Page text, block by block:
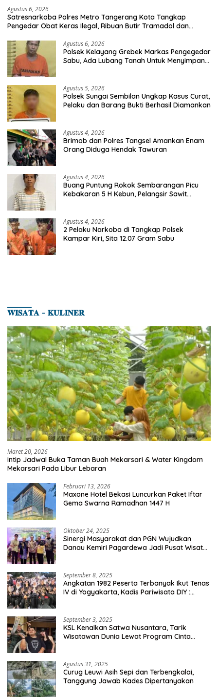
Agustus 6, 2026
Satresnarkoba Polres Metro Tangerang Kota Tangkap
Pengedar Obat Keras Ilegal, Ribuan Butir Tramadol dan
Agustus 6, 2026
Polsek Kelayang Grebek Markas Pengegedar
Sabu, Ada Lubang Tanah Untuk Menyimpan
Agustus 5, 2026
Polsek Sungai Sembilan Ungkap Kasus Curat,
Pelaku dan Barang Bukti Berhasil Diamankan
Agustus 4, 2026
Brimob dan Polres Tangsel Amankan Enam
Orang Diduga Hendak Tawuran
Agustus 4, 2026
Buang Puntung Rokok Sembarangan Picu
Kebakaran 5 H Kebun, Pelangsir Sawit
Agustus 4, 2026
2 Pelaku Narkoba di Tangkap Polsek
Kampar Kiri, Sita 12.07 Gram Sabu
𝐖𝐈𝐒𝐀𝐓𝐀 – 𝐊𝐔𝐋𝐈𝐍𝐄𝐑
Maret 20, 2026
Intip Jadwal Buka Taman Buah Mekarsari & Water Kingdom
Mekarsari Pada Libur Lebaran
Februari 13, 2026
Maxone Hotel Bekasi Luncurkan Paket Iftar
Gema Swarna Ramadhan 1447 H
Oktober 24, 2025
Sinergi Masyarakat dan PGN Wujudkan
Danau Kemiri Pagardewa Jadi Pusat Wisata
September 8, 2025
Angkatan 1982 Peserta Terbanyak Ikut Tenas
IV di Yogyakarta, Kadis Pariwisata DIY :
September 3, 2025
KSL Kenalkan Satwa Nusantara, Tarik
Wisatawan Dunia Lewat Program Cinta
Agustus 31, 2025
Curug Leuwi Asih Sepi dan Terbengkalai,
Tanggung Jawab Kades Dipertanyakan